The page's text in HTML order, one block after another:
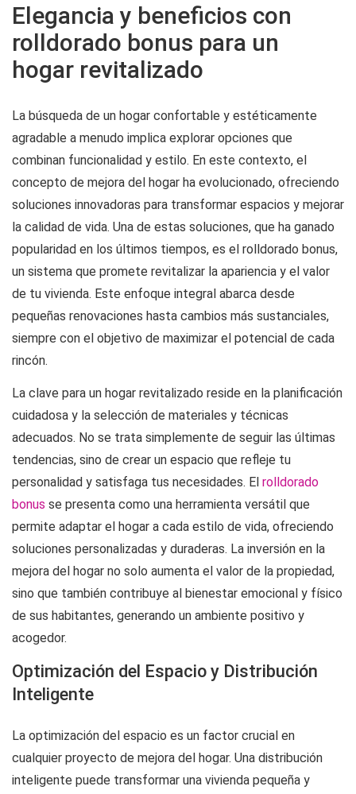
Elegancia y beneficios con
rolldorado bonus para un
hogar revitalizado
La búsqueda de un hogar confortable y estéticamente
agradable a menudo implica explorar opciones que
combinan funcionalidad y estilo. En este contexto, el
concepto de mejora del hogar ha evolucionado, ofreciendo
soluciones innovadoras para transformar espacios y mejorar
la calidad de vida. Una de estas soluciones, que ha ganado
popularidad en los últimos tiempos, es el rolldorado bonus,
un sistema que promete revitalizar la apariencia y el valor
de tu vivienda. Este enfoque integral abarca desde
pequeñas renovaciones hasta cambios más sustanciales,
siempre con el objetivo de maximizar el potencial de cada
rincón.
La clave para un hogar revitalizado reside en la planificación
cuidadosa y la selección de materiales y técnicas
adecuados. No se trata simplemente de seguir las últimas
tendencias, sino de crear un espacio que refleje tu
personalidad y satisfaga tus necesidades. El rolldorado
bonus se presenta como una herramienta versátil que
permite adaptar el hogar a cada estilo de vida, ofreciendo
soluciones personalizadas y duraderas. La inversión en la
mejora del hogar no solo aumenta el valor de la propiedad,
sino que también contribuye al bienestar emocional y físico
de sus habitantes, generando un ambiente positivo y
acogedor.
Optimización del Espacio y Distribución
Inteligente
La optimización del espacio es un factor crucial en
cualquier proyecto de mejora del hogar. Una distribución
inteligente puede transformar una vivienda pequeña y